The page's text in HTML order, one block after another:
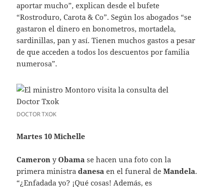
aportar mucho”, explican desde el bufete
“Rostroduro, Carota & Co”. Según los abogados “se
gastaron el dinero en bonometros, mortadela,
sardinillas, pan y así. Tienen muchos gastos a pesar
de que acceden a todos los descuentos por familia
numerosa”.
DOCTOR TXOK
Martes 10 Michelle
Cameron yObamase hacen una foto con la
primera ministradanesa en el funeral deMandela.
“¿Enfadada yo? ¡Qué cosas! Además, es